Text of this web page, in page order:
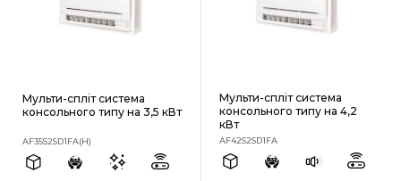
Мульти-спліт система
консольного типу на 3,5 кВт
AF35S2SD1FA(H)
Мульти-спліт система
консольного типу на 4,2
кВт
AF42S2SD1FA